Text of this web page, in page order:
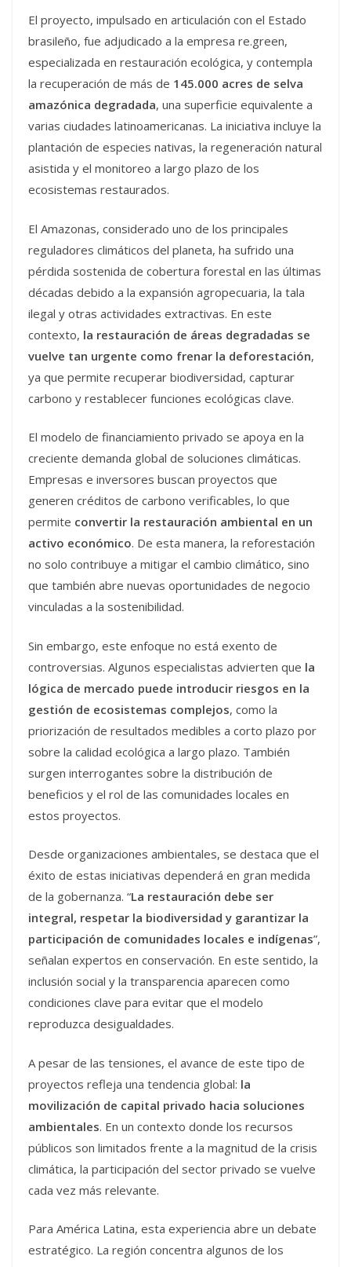
El proyecto, impulsado en articulación con el Estado
brasileño, fue adjudicado a la empresa re.green,
especializada en restauración ecológica, y contempla
la recuperación de más de 145.000 acres de selva
amazónica degradada, una superficie equivalente a
varias ciudades latinoamericanas. La iniciativa incluye la
plantación de especies nativas, la regeneración natural
asistida y el monitoreo a largo plazo de los
ecosistemas restaurados.
El Amazonas, considerado uno de los principales
reguladores climáticos del planeta, ha sufrido una
pérdida sostenida de cobertura forestal en las últimas
décadas debido a la expansión agropecuaria, la tala
ilegal y otras actividades extractivas. En este
contexto, la restauración de áreas degradadas se
vuelve tan urgente como frenar la deforestación,
ya que permite recuperar biodiversidad, capturar
carbono y restablecer funciones ecológicas clave.
El modelo de financiamiento privado se apoya en la
creciente demanda global de soluciones climáticas.
Empresas e inversores buscan proyectos que
generen créditos de carbono verificables, lo que
permite convertir la restauración ambiental en un
activo económico. De esta manera, la reforestación
no solo contribuye a mitigar el cambio climático, sino
que también abre nuevas oportunidades de negocio
vinculadas a la sostenibilidad.
Sin embargo, este enfoque no está exento de
controversias. Algunos especialistas advierten que la
lógica de mercado puede introducir riesgos en la
gestión de ecosistemas complejos, como la
priorización de resultados medibles a corto plazo por
sobre la calidad ecológica a largo plazo. También
surgen interrogantes sobre la distribución de
beneficios y el rol de las comunidades locales en
estos proyectos.
Desde organizaciones ambientales, se destaca que el
éxito de estas iniciativas dependerá en gran medida
de la gobernanza. “La restauración debe ser
integral, respetar la biodiversidad y garantizar la
participación de comunidades locales e indígenas”,
señalan expertos en conservación. En este sentido, la
inclusión social y la transparencia aparecen como
condiciones clave para evitar que el modelo
reproduzca desigualdades.
A pesar de las tensiones, el avance de este tipo de
proyectos refleja una tendencia global: la
movilización de capital privado hacia soluciones
ambientales. En un contexto donde los recursos
públicos son limitados frente a la magnitud de la crisis
climática, la participación del sector privado se vuelve
cada vez más relevante.
Para América Latina, esta experiencia abre un debate
estratégico. La región concentra algunos de los